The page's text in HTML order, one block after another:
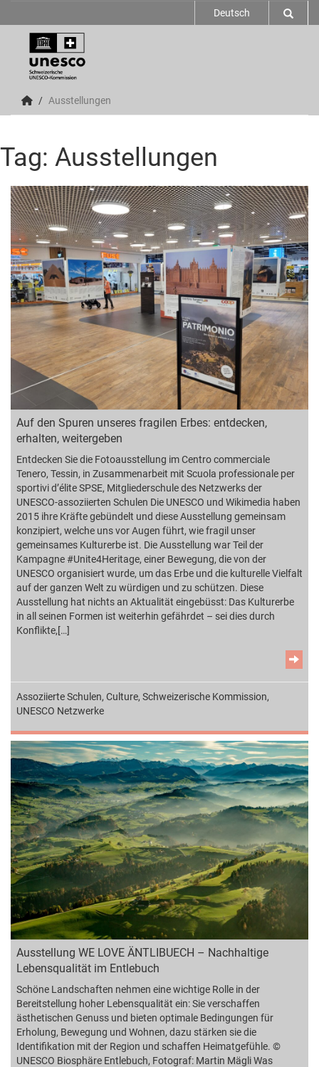
Deutsch
Ausstellungen
Tag: Ausstellungen
Auf den Spuren unseres fragilen Erbes: entdecken,
erhalten, weitergeben
Entdecken Sie die Fotoausstellung im Centro commerciale
Tenero, Tessin, in Zusammenarbeit mit Scuola professionale per
sportivi d’élite SPSE, Mitgliederschule des Netzwerks der
UNESCO-assoziierten Schulen Die UNESCO und Wikimedia haben
2015 ihre Kräfte gebündelt und diese Ausstellung gemeinsam
konzipiert, welche uns vor Augen führt, wie fragil unser
gemeinsames Kulturerbe ist. Die Ausstellung war Teil der
Kampagne #Unite4Heritage, einer Bewegung, die von der
UNESCO organisiert wurde, um das Erbe und die kulturelle Vielfalt
auf der ganzen Welt zu würdigen und zu schützen. Diese
Ausstellung hat nichts an Aktualität eingebüsst: Das Kulturerbe
in all seinen Formen ist weiterhin gefährdet – sei dies durch
Konflikte,[…]
Assoziierte Schulen, Culture, Schweizerische Kommission,
UNESCO Netzwerke
Ausstellung WE LOVE ÄNTLIBUECH – Nachhaltige
Lebensqualität im Entlebuch
Schöne Landschaften nehmen eine wichtige Rolle in der
Bereitstellung hoher Lebensqualität ein: Sie verschaffen
ästhetischen Genuss und bieten optimale Bedingungen für
Erholung, Bewegung und Wohnen, dazu stärken sie die
Identifikation mit der Region und schaffen Heimatgefühle. ©
UNESCO Biosphäre Entlebuch, Fotograf: Martin Mägli Was